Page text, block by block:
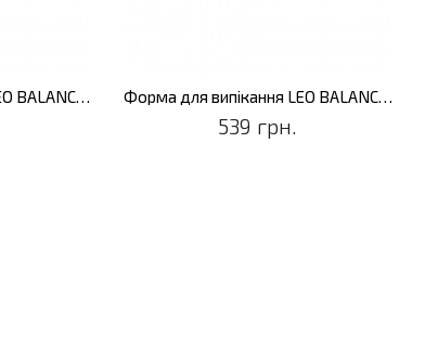
Форма для випікання LEO BALANCE, кругла, 23 х 5 см Форма для випікання LEO BALANCE, кругла, 27,5 х 3 см
539 грн.